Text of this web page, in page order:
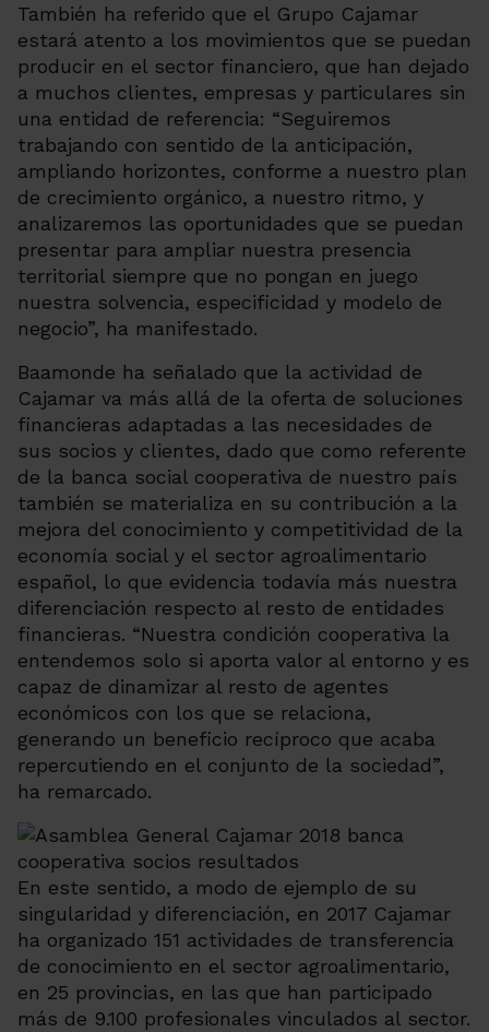
También ha referido que el Grupo Cajamar
estará atento a los movimientos que se puedan
producir en el sector financiero, que han dejado
a muchos clientes, empresas y particulares sin
una entidad de referencia: “Seguiremos
trabajando con sentido de la anticipación,
ampliando horizontes, conforme a nuestro plan
de crecimiento orgánico, a nuestro ritmo, y
analizaremos las oportunidades que se puedan
presentar para ampliar nuestra presencia
territorial siempre que no pongan en juego
nuestra solvencia, especificidad y modelo de
negocio”, ha manifestado.
Baamonde ha señalado que la actividad de
Cajamar va más allá de la oferta de soluciones
financieras adaptadas a las necesidades de
sus socios y clientes, dado que como referente
de la banca social cooperativa de nuestro país
también se materializa en su contribución a la
mejora del conocimiento y competitividad de la
economía social y el sector agroalimentario
español, lo que evidencia todavía más nuestra
diferenciación respecto al resto de entidades
financieras. “Nuestra condición cooperativa la
entendemos solo si aporta valor al entorno y es
capaz de dinamizar al resto de agentes
económicos con los que se relaciona,
generando un beneficio recíproco que acaba
repercutiendo en el conjunto de la sociedad”,
ha remarcado.
En este sentido, a modo de ejemplo de su
singularidad y diferenciación, en 2017 Cajamar
ha organizado 151 actividades de transferencia
de conocimiento en el sector agroalimentario,
en 25 provincias, en las que han participado
más de 9.100 profesionales vinculados al sector.